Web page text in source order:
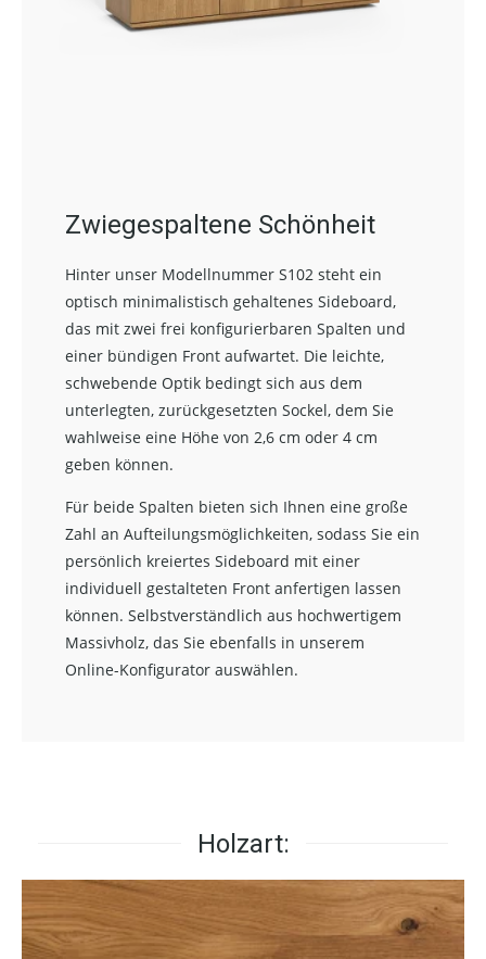
Zwiegespaltene Schönheit
Hinter unser Modellnummer S102 steht ein
optisch minimalistisch gehaltenes Sideboard,
das mit zwei frei konfigurierbaren Spalten und
einer bündigen Front aufwartet. Die leichte,
schwebende Optik bedingt sich aus dem
unterlegten, zurückgesetzten Sockel, dem Sie
wahlweise eine Höhe von 2,6 cm oder 4 cm
geben können.
Für beide Spalten bieten sich Ihnen eine große
Zahl an Aufteilungsmöglichkeiten, sodass Sie ein
persönlich kreiertes Sideboard mit einer
individuell gestalteten Front anfertigen lassen
können. Selbstverständlich aus hochwertigem
Massivholz, das Sie ebenfalls in unserem
Online-Konfigurator auswählen.
Holzart: